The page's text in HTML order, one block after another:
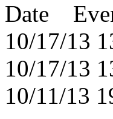
Date
10/17/13
10/17/13
10/11/13